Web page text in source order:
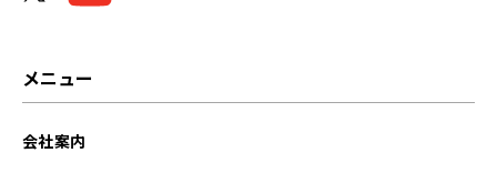
メニュー
会社案内